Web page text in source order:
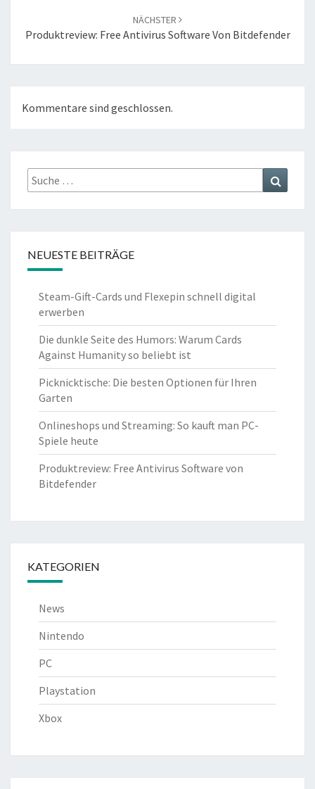
NÄCHSTER
Produktreview: Free Antivirus Software Von Bitdefender
Kommentare sind geschlossen.
Suche
nach:
NEUESTE BEITRÄGE
Steam-Gift-Cards und Flexepin schnell digital
erwerben
Die dunkle Seite des Humors: Warum Cards
Against Humanity so beliebt ist
Picknicktische: Die besten Optionen für Ihren
Garten
Onlineshops und Streaming: So kauft man PC-
Spiele heute
Produktreview: Free Antivirus Software von
Bitdefender
KATEGORIEN
News
Nintendo
PC
Playstation
Xbox